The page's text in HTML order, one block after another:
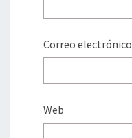
Correo electrónico
Web